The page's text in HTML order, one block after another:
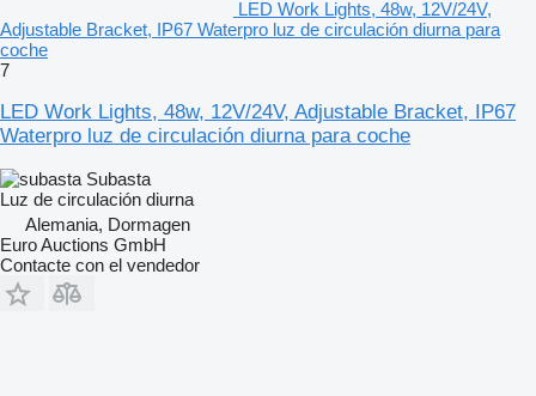
LED Work Lights, 48w, 12V/24V,
Adjustable Bracket, IP67 Waterpro luz de circulación diurna para
coche
7
LED Work Lights, 48w, 12V/24V, Adjustable Bracket, IP67
Waterpro luz de circulación diurna para coche
Subasta
Luz de circulación diurna
Alemania, Dormagen
Euro Auctions GmbH
Contacte con el vendedor